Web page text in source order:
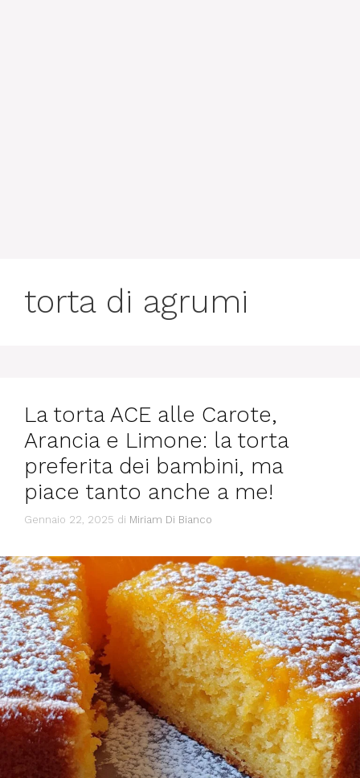
torta di agrumi
La torta ACE alle Carote,
Arancia e Limone: la torta
preferita dei bambini, ma
piace tanto anche a me!
Gennaio 22, 2025 di Miriam Di Bianco